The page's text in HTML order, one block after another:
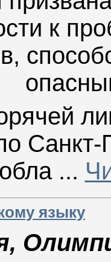
к
Санкт-
обла ...
языку